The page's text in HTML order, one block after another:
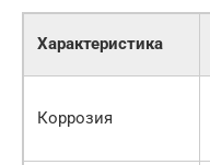
Характеристика
Коррозия